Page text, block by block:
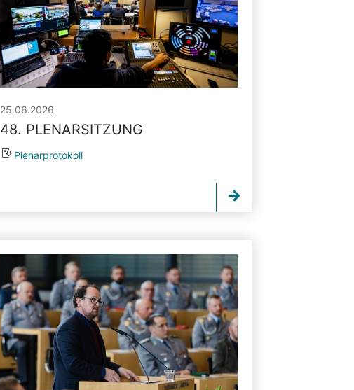
25.06.2026
48. PLENARSITZUNG
Plenarprotokoll